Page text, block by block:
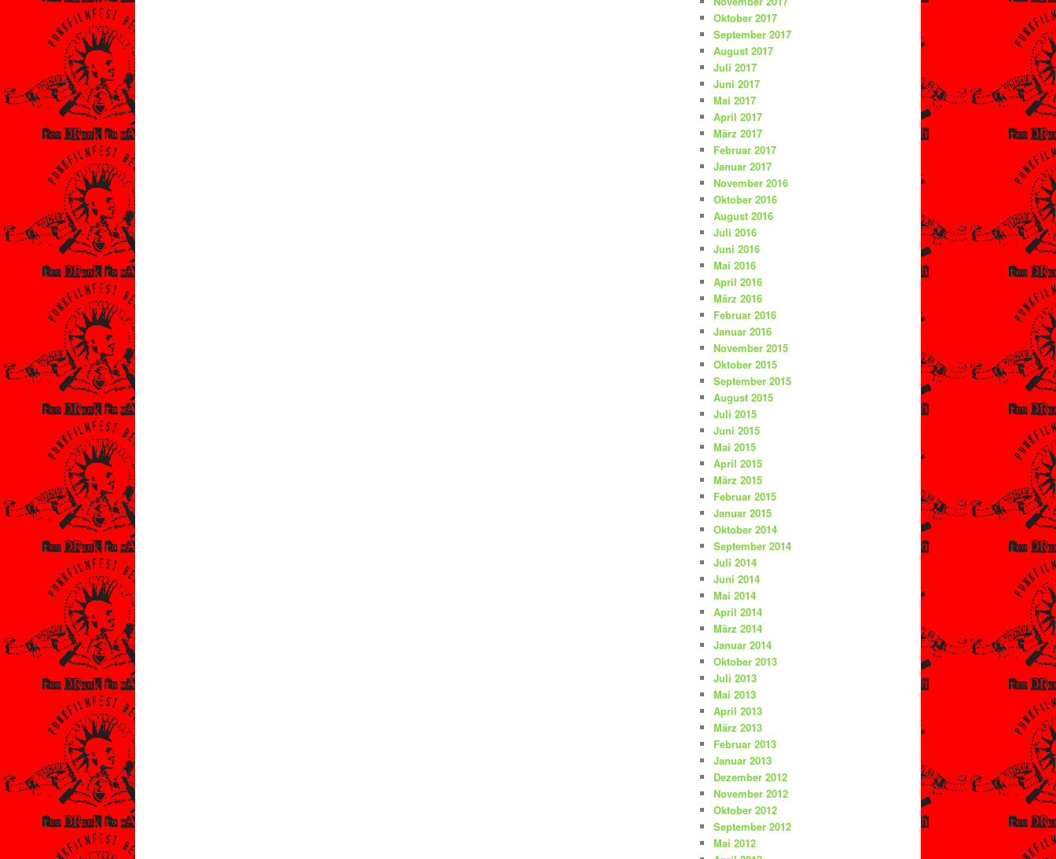
Oktober 2017
September 2017
August 2017
Juli 2017
Juni 2017
Mai 2017
April 2017
März 2017
Februar 2017
Januar 2017
November 2016
Oktober 2016
August 2016
Juli 2016
Juni 2016
Mai 2016
April 2016
März 2016
Februar 2016
Januar 2016
November 2015
Oktober 2015
September 2015
August 2015
Juli 2015
Juni 2015
Mai 2015
April 2015
März 2015
Februar 2015
Januar 2015
Oktober 2014
September 2014
Juli 2014
Juni 2014
Mai 2014
April 2014
März 2014
Januar 2014
Oktober 2013
Juli 2013
Mai 2013
April 2013
März 2013
Februar 2013
Januar 2013
Dezember 2012
November 2012
Oktober 2012
September 2012
Mai 2012